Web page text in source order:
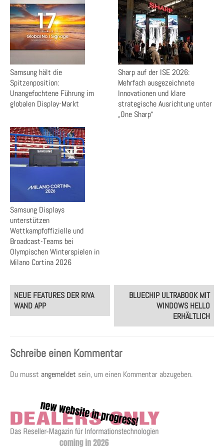
Samsung hält die
Spitzenposition:
Unangefochtene Führung im
globalen Display-Markt
Sharp auf der ISE 2026:
Mehrfach ausgezeichnete
Innovationen und klare
strategische Ausrichtung unter
„One Sharp“
Samsung Displays
unterstützen
Wettkampfoffizielle und
Broadcast-Teams bei
Olympischen Winterspielen in
Milano Cortina 2026
Post
navigation
NEUE FEATURES DER RIVA
WAND APP
BLUECHIP ULTRABOOK MIT
WINDOWS HELLO
ERHÄLTLICH
Schreibe einen Kommentar
Du musst angemeldet sein, um einen Kommentar abzugeben.